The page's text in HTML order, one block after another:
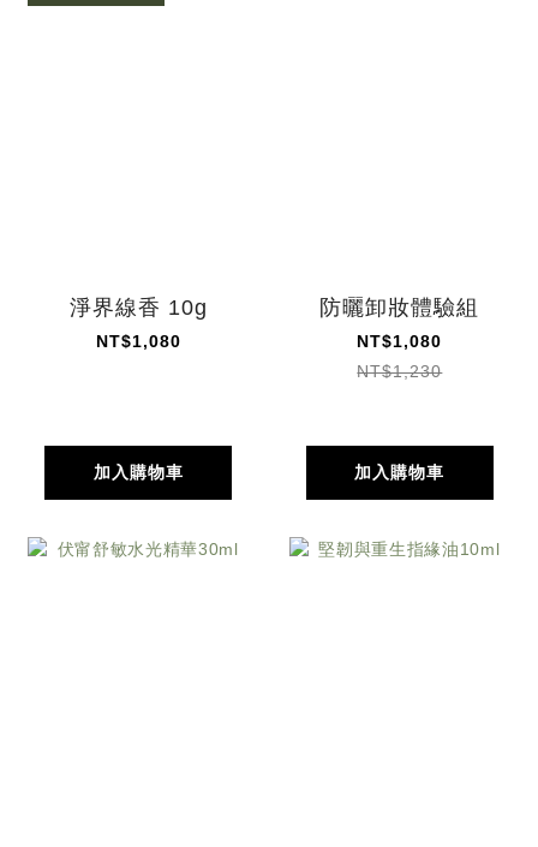
淨界線香 10g
NT$1,080
加入購物車
防曬卸妝體驗組
NT$1,080
NT$1,230
加入購物車